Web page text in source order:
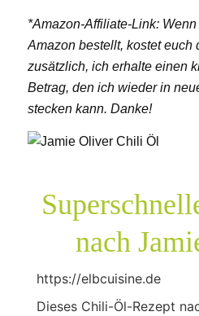
*Amazon-Affiliate-Link:
Amazon bestellt, kostet euch
zusätzlich, ich erhalte einen
Betrag, den ich wieder in
stecken kann. Danke!
nach
https://elbcuisine.de
Dieses Chili-Öl-Rezept